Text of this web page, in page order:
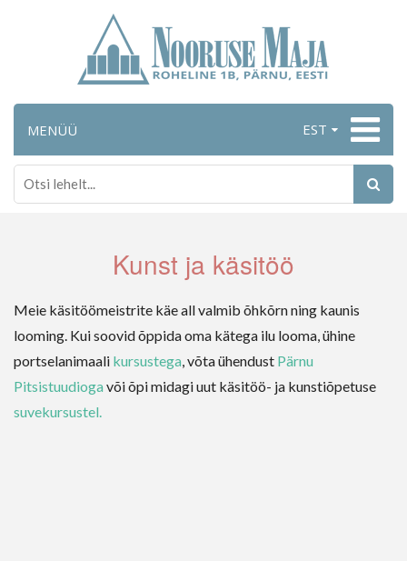
EST
MENÜÜ
Kunst ja käsitöö
Meie käsitöömeistrite käe all valmib õhkõrn ning kaunis
looming. Kui soovid õppida oma kätega ilu looma, ühine
portselanimaali kursustega, võta ühendust Pärnu
Pitsistuudioga
suvekursustel.